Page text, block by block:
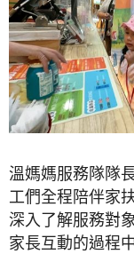
溫媽媽服務隊隊
工們全程陪伴家
深入了解服務對
家長互動的過程